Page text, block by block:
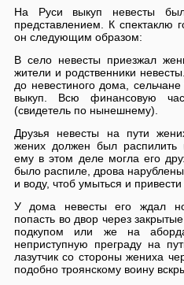
На Руси выкуп невесты
представлением. К спектаклю
он следующим образом:
В село невесты приезжал
жители и родственники
до невестиного дома,
выкуп. Всю финансовую
(свидетель по нынешнему).
Друзья невесты на пути
жених должен был распилить
ему в этом деле могла его
было распиле, дрова
и воду, чтоб умыться и
У дома невесты его ждал
попасть во двор через
подкупом или же на
неприступную преграду на
лазутчик со стороны жениха
подобно троянскому воину